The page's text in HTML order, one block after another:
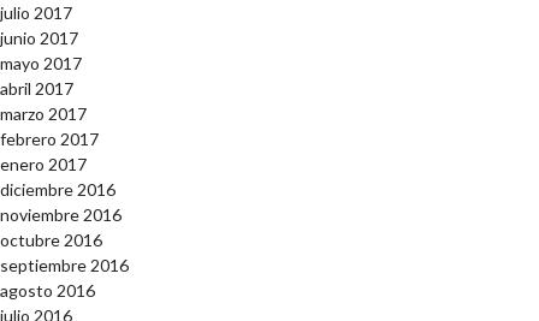
julio 2017
junio 2017
mayo 2017
abril 2017
marzo 2017
febrero 2017
enero 2017
diciembre 2016
noviembre 2016
octubre 2016
septiembre 2016
agosto 2016
julio 2016